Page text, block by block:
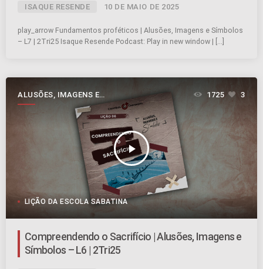
ISAQUE RESENDE 10 DE MAIO DE 2025
play_arrow Fundamentos proféticos | Alusões, Imagens e Símbolos
– L7 | 2Tri25 Isaque Resende Podcast: Play in new window | […]
ALUSÕES, IMAGENS E
SÍMBOLOS
play_arrow
1725 3
LIÇÃO DA ESCOLA SABATINA
Compreendendo o Sacrifício | Alusões, Imagens e
Símbolos – L6 | 2Tri25